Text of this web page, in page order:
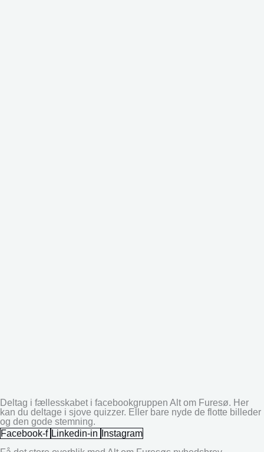
Deltag i fællesskabet i facebookgruppen Alt om Furesø. Her
kan du deltage i sjove quizzer. Eller bare nyde de flotte billeder
og den gode stemning.
Facebook-f Linkedin-in
Instagram